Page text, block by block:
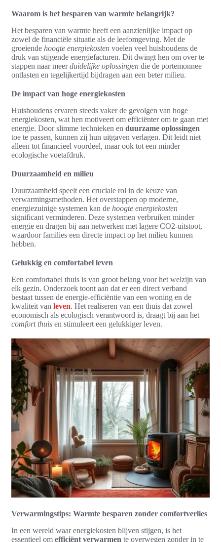
Waarom is het besparen van warmte belangrijk?
Het besparen van warmte heeft een aanzienlijke impact op
zowel de financiële situatie als de leefomgeving. Met de
groeiende hoogte energiekosten voelen veel huishoudens de
druk van stijgende energiefacturen. Dit dwingt hen om over te
stappen naar meerduidelijke oplossingen die de portemonnee
ontlasten en tegelijkertijd bijdragen aan een beter milieu.
De impact van hoge energiekosten
Huishoudens ervaren steeds vaker de gevolgen van hoge
energiekosten, wat hen motiveert om efficiënter om te gaan met
energie. Door slimme technieken en duurzame oplossingen
toe te passen, kunnen zij hun uitgaven verlagen. Dit leidt niet
alleen tot financieel voordeel, maar ook tot een minder
ecologische voetafdruk.
Duurzaamheid en milieu
Duurzaamheid speelt een cruciale rol in de keuze van
verwarmingsmethoden. Het overstappen op moderne,
energiezuinige systemen kan de hoogte energiekosten
significant verminderen. Deze systemen verbruiken minder
energie en dragen bij aan netwerken met lagere CO2-uitstoot,
waardoor families een directe impact op het milieu kunnen
hebben.
Gelukkig en comfortabel leven
Een comfortabel thuis is van groot belang voor het welzijn van
elk gezin. Onderzoek toont aan dat er een direct verband
bestaat tussen de energie-efficiëntie van een woning en de
kwaliteit van leven. Het realiseren van een thuis dat zowel
economisch als ecologisch verantwoord is, draagt bij aan het
comfort thuis en stimuleert een gelukkiger leven.
Verwarmingstips: Warmte besparen zonder comfortverlies
In een wereld waar energiekosten blijven stijgen, is het
essentieel om efficiënt verwarmen te overwegen zonder in te